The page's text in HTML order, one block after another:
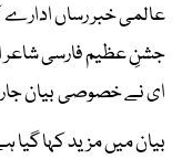
عالمی خبر رساں ادارے
جشنِ عظیم فارسی شاعر
ای نے خصوصی بیان
بیان میں مزید کہا گیا